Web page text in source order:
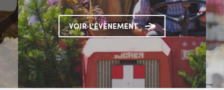
VOIR L'ÉVÈNEMENT